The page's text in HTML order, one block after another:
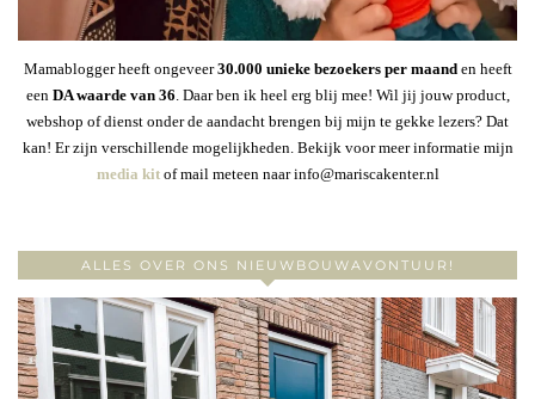
Mamablogger heeft ongeveer30.000 unieke bezoekers per maanden heeft
een DA waarde van 36 . Daar ben ik heel erg blij mee! Wil jij jouw product,
webshop of dienst onder de aandacht brengen bij mijn te gekke lezers? Dat
kan! Er zijn verschillende mogelijkheden. Bekijk voor meer informatie mijn
media kitof mail meteen naar info@mariscakenter.nl
ALLES OVER ONS NIEUWBOUWAVONTUUR!